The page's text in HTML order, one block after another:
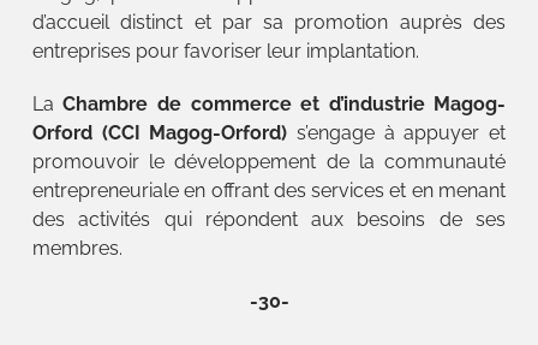
d’accueil distinct et par sa promotion auprès des
entreprises pour favoriser leur implantation.
LaChambre de commerce et d’industrie Magog-
Orford (CCI Magog-Orford) s’engage à appuyer et
promouvoir le développement de la communauté
entrepreneuriale en offrant des services et en menant
des activités qui répondent aux besoins de ses
membres.
-30-